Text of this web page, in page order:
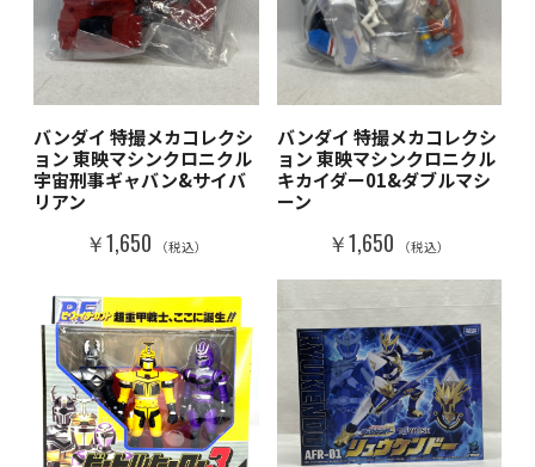
バンダイ 特撮メカコレクシ
ョン 東映マシンクロニクル
宇宙刑事ギャバン&サイバ
リアン
￥1,650 （税込）
バンダイ 特撮メカコレクシ
ョン 東映マシンクロニクル
キカイダー01&ダブルマシ
ーン
￥1,650 （税込）